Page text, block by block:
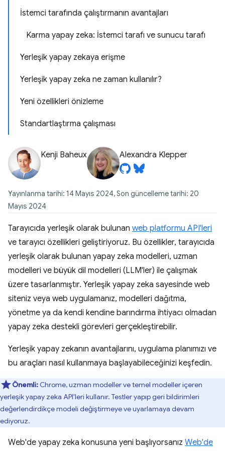
İstemci tarafında çalıştırmanın avantajları
Karma yapay zeka: İstemci tarafı ve sunucu tarafı
Yerleşik yapay zekaya erişme
Yerleşik yapay zeka ne zaman kullanılır?
Yeni özellikleri önizleme
Standartlaştırma çalışması
Kenji Baheux Alexandra Klepper
Yayınlanma tarihi: 14 Mayıs 2024, Son güncelleme tarihi: 20
Mayıs 2024
Tarayıcıda yerleşik olarak bulunan web platformu API'leri
ve tarayıcı özellikleri geliştiriyoruz. Bu özellikler, tarayıcıda
yerleşik olarak bulunan yapay zeka modelleri, uzman
modelleri ve büyük dil modelleri (LLM'ler) ile çalışmak
üzere tasarlanmıştır. Yerleşik yapay zeka sayesinde web
siteniz veya web uygulamanız, modelleri dağıtma,
yönetme ya da kendi kendine barındırma ihtiyacı olmadan
yapay zeka destekli görevleri gerçekleştirebilir.
Yerleşik yapay zekanın avantajlarını, uygulama planımızı ve
bu araçları nasıl kullanmaya başlayabileceğinizi keşfedin.
Önemli: Chrome, uzman modeller ve temel modeller içeren
yerleşik yapay zeka API'leri kullanır. Testler yapıp geri bildirimleri
değerlendirdikçe modeli değiştirmeye ve uyarlamaya devam
ediyoruz.
Web'de yapay zeka konusuna yeni başlıyorsanız Web'de